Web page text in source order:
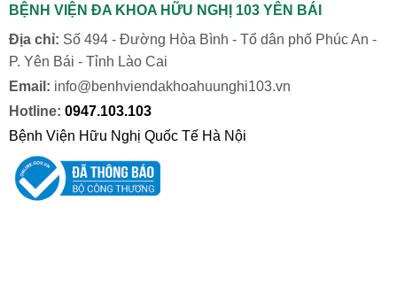
BỆNH VIỆN ĐA KHOA HỮU NGHỊ 103 YÊN BÁI
Địa chỉ: Số 494 - Đường Hòa Bình - Tổ dân phố Phúc An -
P. Yên Bái - Tỉnh Lào Cai
Email: info@benhviendakhoahuunghi103.vn
Hotline: 0947.103.103
Bệnh Viện Hữu Nghị Quốc Tế Hà Nội